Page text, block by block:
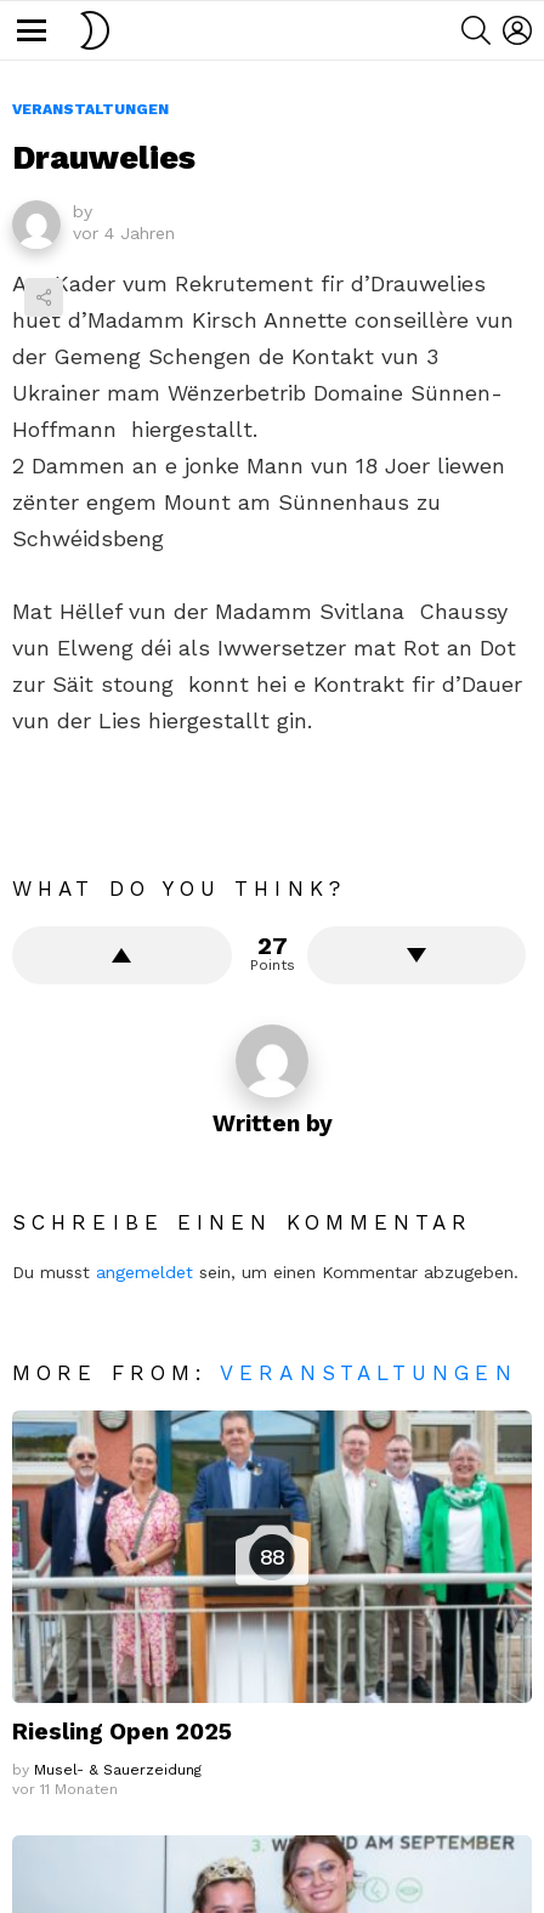
VERANSTALTUNGEN
Drauwelies
by
vor 4 Jahren
Am Kader vum Rekrutement fir d’Drauwelies
huet d’Madamm Kirsch Annette conseillère vun
der Gemeng Schengen de Kontakt vun 3
Ukrainer mam Wënzerbetrib Domaine Sünnen-
Hoffmann hiergestallt.
2 Dammen an e jonke Mann vun 18 Joer liewen
zënter engem Mount am Sünnenhaus zu
Schwéidsbeng
Mat Hëllef vun der Madamm Svitlana Chaussy
vun Elweng déi als Iwwersetzer mat Rot an Dot
zur Säit stoung konnt hei e Kontrakt fir d’Dauer
vun der Lies hiergestallt gin.
WHAT DO YOU THINK?
27
Points
Written by
SCHREIBE EINEN KOMMENTAR
Du musst angemeldet sein, um einen Kommentar abzugeben.
MORE FROM:VERANSTALTUNGEN
88
Riesling Open 2025
by Musel- & Sauerzeidung
vor 11 Monaten